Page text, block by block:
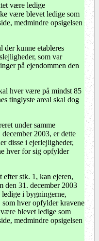
være ledige
være blevet ledige som
medmindre opsigelsen
der kunne etableres
som var
på ejendommen den
hver være på mindst 85
tinglyste areal skal dog
under samme
2003, er dette
disse i ejerlejligheder,
hver for sig opfylder
efter stk. 1, kan ejeren,
den 31. december 2003
ledige i bygningerne,
som hver opfylder kravene
blevet ledige som
medmindre opsigelsen